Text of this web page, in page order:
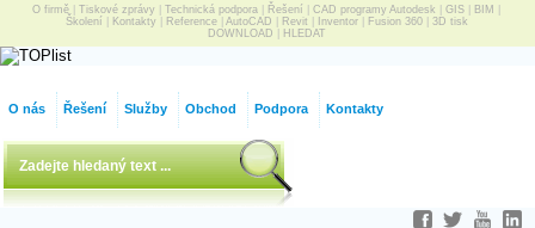
O firmě Tiskové zprávy Technická podpora Řešení CAD programy Autodesk GIS BIM
Školení
Kontakty Reference| AutoCAD Revit Inventor| Fusion 360| 3D tisk
DOWNLOAD
HLEDAT
O nás Řešení Služby Obchod Podpora Kontakty